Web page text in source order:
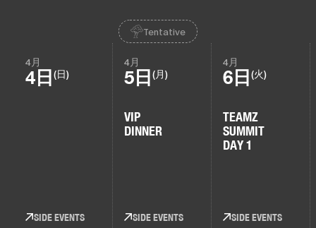
Tentative
4月
4日 (日)
SIDE EVENTS
4月
5日 (月)
VIP
DINNER
SIDE EVENTS
4月
6日 (火)
TEAMZ
SUMMIT
DAY 1
SIDE EVENTS